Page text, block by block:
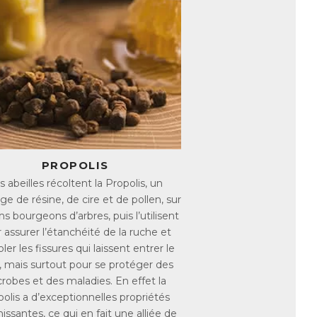
vont s’allonger de 3 mm. Mais
facteurs tels que le stress, des
peuvent les fragiliser et
d’un ramollissement des ongles, qui
association unique d’extraits
sur les cheveux et les ongles. Hair
des cheveux et des ongles plus
ce qui renforce leur structure
en Procyanidine-B2, un facteur
démontrant son efficacité à stimuler
B8).
de cheveux et d’ongles normaux.
PROPOLIS
abeilles récoltent la Propolis, un
de résine, de cire et de pollen, sur
bourgeons d’arbres, puis l’utilisent
assurer l’étanchéité de la ruche et
les fissures qui laissent entrer le
mais surtout pour se protéger des
et des maladies. En effet la
a d’exceptionnelles propriétés
ce qui en fait une alliée de